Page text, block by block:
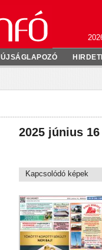
ÚJSÁGLAPOZÓ
2025 június 16
Kapcsolódó képek